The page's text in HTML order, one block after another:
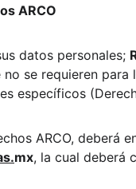
ARCO
datos personales;
se requieren para
específicos
ARCO, deberá
mx, la cual deberá